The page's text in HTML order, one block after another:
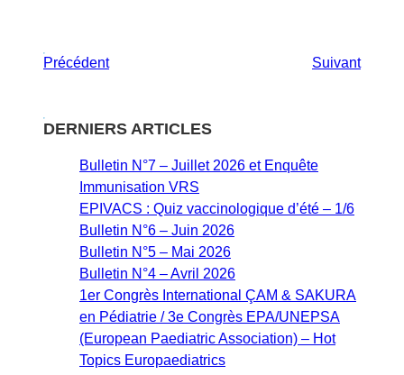
Précédent Suivant
DERNIERS ARTICLES
Bulletin N°7 – Juillet 2026 et Enquête
Immunisation VRS
EPIVACS : Quiz vaccinologique d’été – 1/6
Bulletin N°6 – Juin 2026
Bulletin N°5 – Mai 2026
Bulletin N°4 – Avril 2026
1er Congrès International ÇAM & SAKURA
en Pédiatrie / 3e Congrès EPA/UNEPSA
(European Paediatric Association) – Hot
Topics Europaediatrics